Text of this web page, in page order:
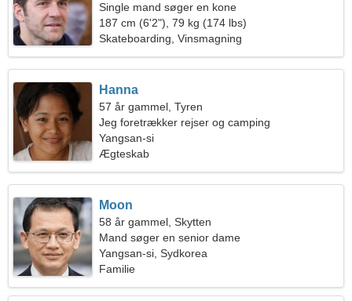
Single mand søger en kone
187 cm (6'2"), 79 kg (174 lbs)
Skateboarding, Vinsmagning
Hanna
57 år gammel, Tyren
Jeg foretrækker rejser og camping
Yangsan-si
Ægteskab
Moon
58 år gammel, Skytten
Mand søger en senior dame
Yangsan-si, Sydkorea
Familie